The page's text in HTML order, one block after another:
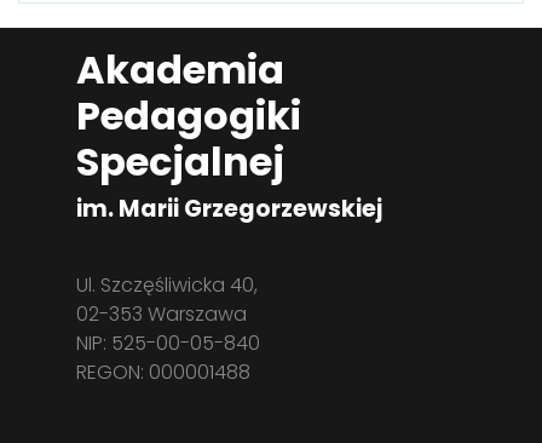
Akademia
Pedagogiki
Specjalnej
im. Marii Grzegorzewskiej
Ul. Szczęśliwicka 40,
02-353 Warszawa
NIP: 525-00-05-840
REGON: 000001488